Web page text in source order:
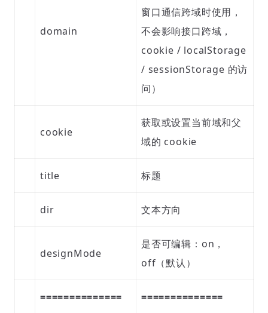
domain
窗口通信跨域时使用，
不会影响接口跨域，
cookie / localStorage
/ sessionStorage 的访
问）
cookie
获取或设置当前域和父
域的 cookie
title 标题
dir 文本方向
designMode
是否可编辑：on，
off（默认）
============== ==============